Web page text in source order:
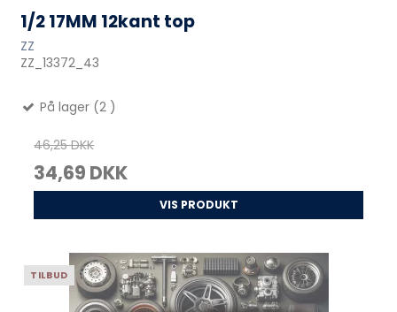
1/2 17MM 12kant top
ZZ
ZZ_13372_43
På lager (2 )
46,25 DKK
34,69 DKK
VIS PRODUKT
TILBUD